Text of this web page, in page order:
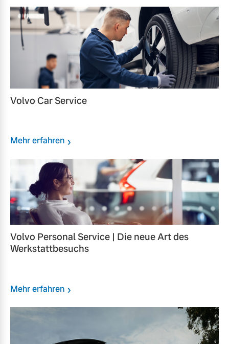
Volvo Car Service
Mehr erfahren
Volvo Personal Service | Die neue Art des
Werkstattbesuchs
Mehr erfahren